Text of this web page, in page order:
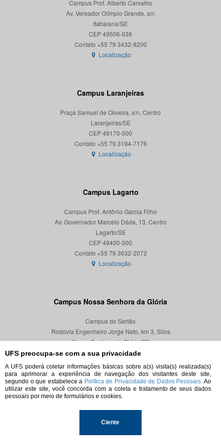
UFS preocupa-se com a sua privacidade
A UFS poderá coletar informações básicas sobre a(s) visita(s) realizada(s)
para aprimorar a experiência de navegação dos visitantes deste site,
segundo o que estabelece a Política de Privacidade de Dados Pessoais. Ao
utilizar este site, você concorda com a coleta e tratamento de seus dados
pessoais por meio de formulários e cookies.
Ciente
Campus Prof. Alberto Carvalho
Av. Vereador Olímpio Grande, s/n
Itabaiana/SE
CEP 49506-036
Localização
Campus Laranjeiras
Praça Samuel de Oliveira, s/n, Centro
Laranjeiras/SE
CEP 49170-000
Localização
Campus Lagarto
Campus Prof. Antônio Garcia Filho
Av. Governador Marcelo Déda, 13, Centro
Lagarto/SE
CEP 49400-000
Localização
Campus Nossa Senhora da Glória
Campus do Sertão
Rodovia Engenheiro Jorge Neto, km 3, Silos
Nossa Senhora da Glória/SE
CEP 49680-000
Localização
© 2026. Todos os direitos reservados.
Universidade Federal de Sergipe.